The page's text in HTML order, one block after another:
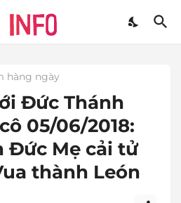
hàng ngày
Đức Thánh
05/06/2018:
Đức Mẹ cải tử
thành León